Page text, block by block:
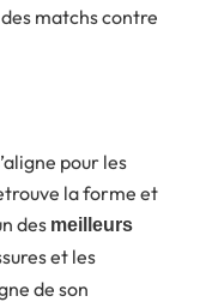
matchs contre
pour les
la forme et
des meilleurs
et les
de son